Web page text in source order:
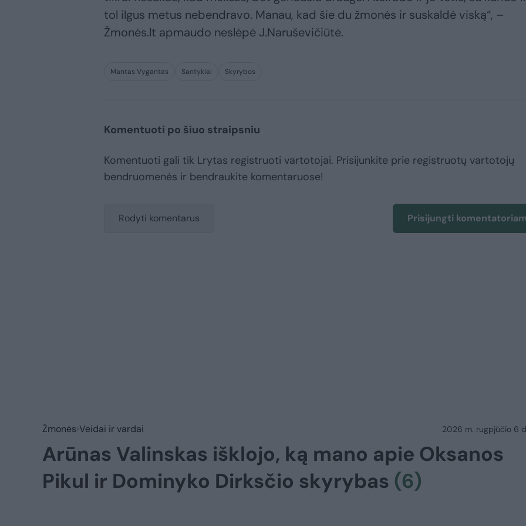
tol ilgus metus nebendravo. Manau, kad šie du žmonės ir suskaldė viską“, –
Žmonės.lt apmaudo neslėpė J.Naruševičiūtė.
Mantas Vygantas Santykiai Skyrybos
Komentuoti po šiuo straipsniu
Komentuoti gali tik Lrytas registruoti vartotojai. Prisijunkite prie registruotų vartotojų
bendruomenės ir bendraukite komentaruose!
Rodyti komentarus Prisijungti
Žmonės Veidai ir vardai 2026 m. rugpjūčio 6
Arūnas Valinskas išklojo, ką mano apie Oksanos
Pikul ir Dominyko Dirksčio skyrybas (6)